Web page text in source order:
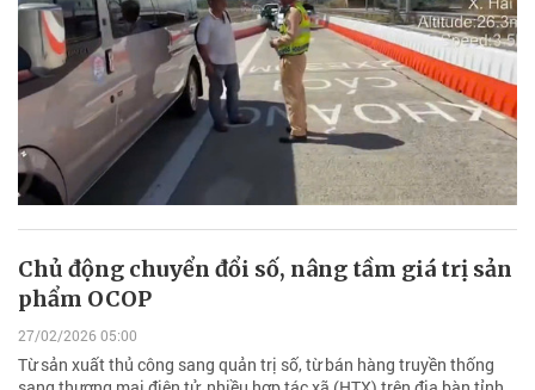
Chủ động chuyển đổi số, nâng tầm giá trị sản
phẩm OCOP
27/02/2026 05:00
Từ sản xuất thủ công sang quản trị số, từ bán hàng truyền thống